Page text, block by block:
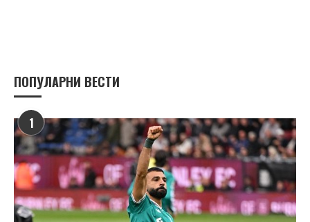
ПОПУЛАРНИ ВЕСТИ
1